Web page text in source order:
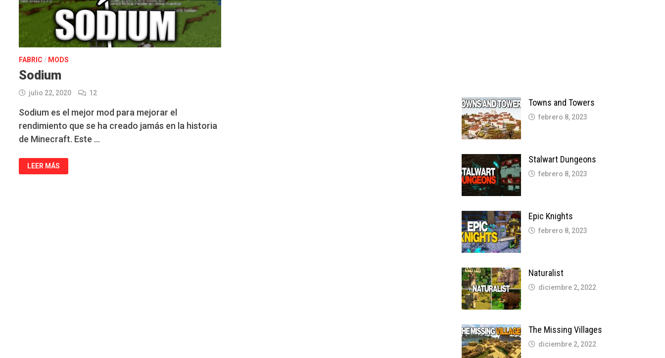
FABRIC / MODS
Sodium
julio 22, 2020 12
Sodium es el mejor mod para mejorar el
rendimiento que se ha creado jamás en la historia
de Minecraft. Este …
SODIUM
LEER MÁS
Towns and Towers
febrero 8, 2023
Stalwart Dungeons
febrero 8, 2023
Epic Knights
febrero 8, 2023
Naturalist
diciembre 2, 2022
The Missing Villages
diciembre 2, 2022